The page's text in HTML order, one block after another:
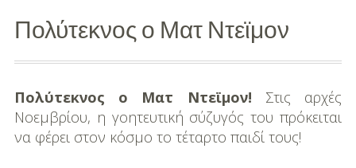
Διασκέδαση
Εκπαίδευση
Βάπτιση
Οργάνωση
Πολύτεκνος ο Ματ Ντεϊμον
Πολύτεκνος ο Ματ Ντεϊμον! Στις αρχές
Νοεμβρίου, η γοητευτική σύζυγός του πρόκειται
να φέρει στον κόσμο το τέταρτο παιδί τους!